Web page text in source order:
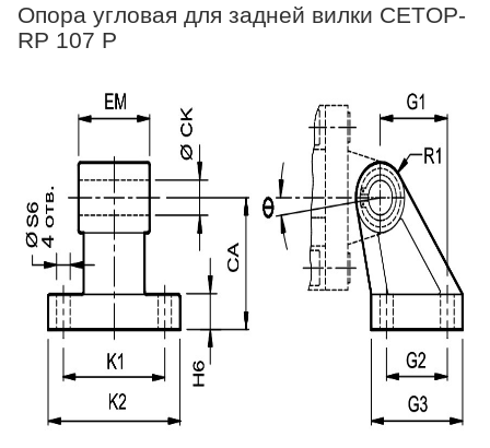
Опора угловая для задней вилки CETOP-
RP 107 P